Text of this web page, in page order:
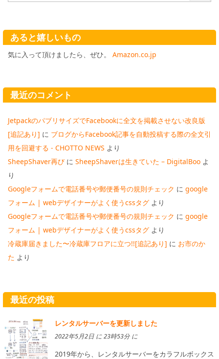
あると嬉しいもの
気に入って頂けましたら、ぜひ。 Amazon.co.jp
最近のコメント
JetpackのパブリサイズでFacebookに全文を掲載させない改良版
[追記あり] に ブログからFacebook記事を自動投稿する際の全文引
用を回避する - CHOTTO NEWS より
SheepShaver再び に SheepShaverは生きていた – DigitalBoo よ
り
Googleフォームで電話番号や郵便番号の規則チェック に google
フォーム | webデザイナーがよく使うcssタグ より
Googleフォームで電話番号や郵便番号の規則チェック に google
フォーム | webデザイナーがよく使うcssタグ より
冷蔵庫届きました〜冷蔵庫フロアに立つ!![追記あり] に お市のか
た より
最近の投稿
レンタルサーバーを更新しました
2022年5月2日 に 23時53分 に
2019年から、レンタルサーバーをカラフルボックス